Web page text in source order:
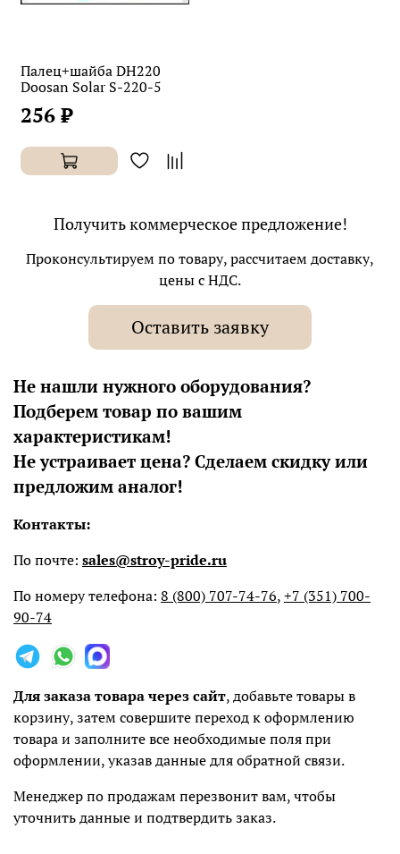
Палец+шайба DH220
Doosan Solar S-220-5
256 ₽
Получить коммерческое предложение!
Проконсультируем по товару, рассчитаем доставку,
цены с НДС.
Оставить заявку
Не нашли нужного оборудования?
Подберем товар по вашим
характеристикам!
Не устраивает цена? Сделаем скидку или
предложим аналог!
Контакты:
По почте: sales@stroy-pride.ru
По номеру телефона: 8 (800) 707-74-76,+7 (351) 700-
90-74
Для заказа товара через сайт, добавьте товары в
корзину, затем совершите переход к оформлению
товара и заполните все необходимые поля при
оформлении, указав данные для обратной связи.
Менеджер по продажам перезвонит вам, чтобы
уточнить данные и подтвердить заказ.